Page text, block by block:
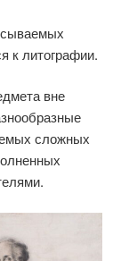
к литографии.
вне
сложных